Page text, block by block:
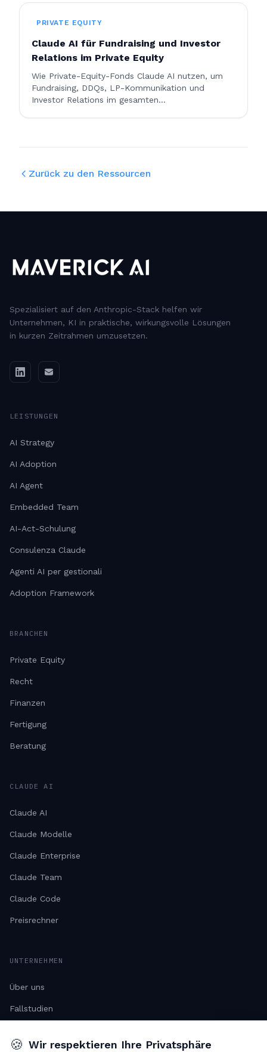
PRIVATE EQUITY
Claude AI für Fundraising und Investor
Relations im Private Equity
Wie Private-Equity-Fonds Claude AI nutzen, um
Fundraising, DDQs, LP-Kommunikation und
Investor Relations im gesamten
Zurück zu den Ressourcen
Spezialisiert auf den Anthropic-Stack helfen wir
Unternehmen, KI in praktische, wirkungsvolle Lösungen
in kurzen Zeitrahmen umzusetzen.
LEISTUNGEN
AI Strategy
AI Adoption
AI Agent
Embedded Team
AI-Act-Schulung
Consulenza Claude
Agenti AI per gestionali
Adoption Framework
BRANCHEN
Private Equity
Recht
Finanzen
Fertigung
Beratung
CLAUDE AI
Claude AI
Claude Modelle
Claude Enterprise
Claude Team
Claude Code
Preisrechner
UNTERNEHMEN
Über uns
Fallstudien
🍪 Wir respektieren Ihre Privatsphäre